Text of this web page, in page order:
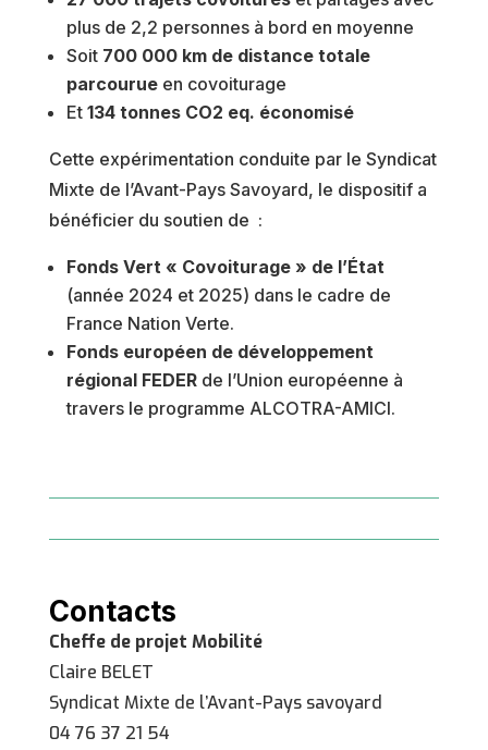
plus de 2,2 personnes à bord en moyenne
Soit 700 000 km de distance totale
parcourueen covoiturage
Et 134 tonnes CO2 eq. économisé
Cette expérimentation conduite par le Syndicat
Mixte de l’Avant-Pays Savoyard, le dispositif a
bénéficier du soutien de :
Fonds Vert « Covoiturage » de l’État
(année 2024 et 2025) dans le cadre de
France Nation Verte.
Fonds européen de développement
régional FEDERde l’Union européenne à
travers le programme ALCOTRA-AMICI.
Contacts
Cheffe de projet Mobilité
Claire BELET
Syndicat Mixte de l’Avant-Pays savoyard
04 76 37 21 54